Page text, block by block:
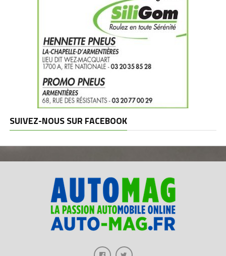
SUIVEZ-NOUS SUR FACEBOOK